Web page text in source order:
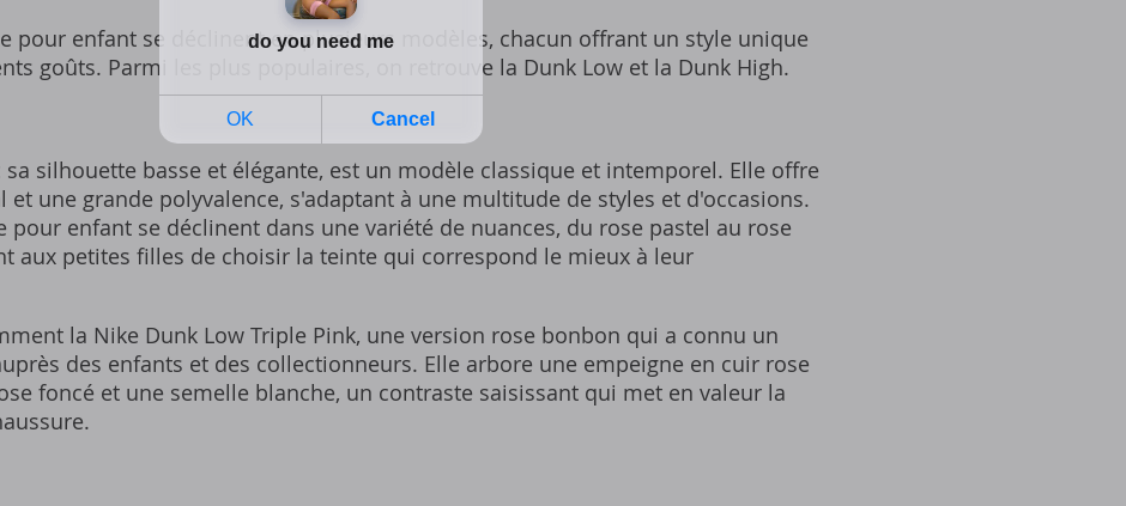
pour enfant se déclinent en plusieurs modèles, chacun offrant un style unique
goûts. Parmi les plus populaires, on retrouve la Dunk Low et la Dunk High.
sa silhouette basse et élégante, est un modèle classique et intemporel. Elle offre
une grande polyvalence, s'adaptant à une multitude de styles et d'occasions.
pour enfant se déclinent dans une variété de nuances, du rose pastel au rose
aux petites filles de choisir la teinte qui correspond le mieux à leur
la Nike Dunk Low Triple Pink, une version rose bonbon qui a connu un
des enfants et des collectionneurs. Elle arbore une empeigne en cuir rose
foncé et une semelle blanche, un contraste saisissant qui met en valeur la